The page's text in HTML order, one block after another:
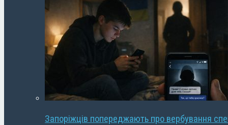
Запоріжців попереджають про вербування